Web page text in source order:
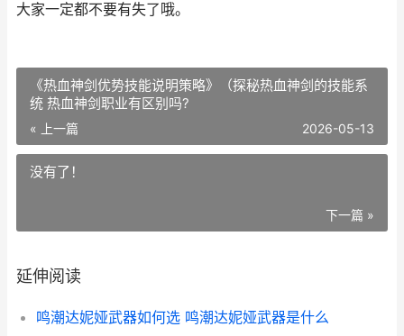
大家一定都不要有失了哦。
《热血神剑优势技能说明策略》（探秘热血神剑的技能系
统 热血神剑职业有区别吗?
« 上一篇 2026-05-13
没有了！
下一篇 »
延伸阅读
鸣潮达妮娅武器如何选 鸣潮达妮娅武器是什么